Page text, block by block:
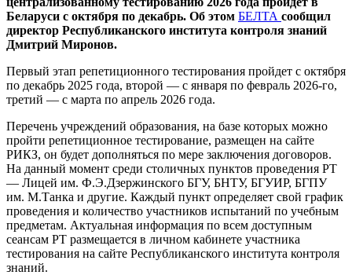
Беларуси с октября по декабрь. Об этом БЕЛТА сообщил
директор Республиканского института контроля знаний
Дмитрий Миронов.
Первый этап репетиционного тестирования пройдет с октября
по декабрь 2025 года, второй — с января по февраль 2026-го,
третий — с марта по апрель 2026 года.
Перечень учреждений образования, на базе которых можно
пройти репетиционное тестирование, размещен на сайте
РИКЗ, он будет дополняться по мере заключения договоров.
На данный момент среди столичных пунктов проведения РТ
— Лицей им. Ф.Э.Дзержинского БГУ, БНТУ, БГУИР, БГПУ
им. М.Танка и другие. Каждый пункт определяет свой график
проведения и количество участников испытаний по учебным
предметам. Актуальная информация по всем доступным
сеансам РТ размещается в личном кабинете участника
тестирования на сайте Республиканского института контроля
знаний.